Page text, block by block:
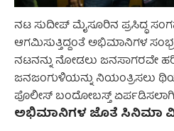
ನಟ ಸುದೀಪ್ ಮೈಸೂರಿನ ಪ್ರಸಿದ್ಧ
ಆಗಮಿಸುತ್ತಿದ್ದಂತೆ ಅಭಿಮಾನಿಗಳ
ನಟನನ್ನು ನೋಡಲು ಜನಸಾಗರವೇ
ಜನಜಂಗುಳಿಯನ್ನು ನಿಯಂತ್ರಿಸಲು
ಪೊಲೀಸ್ ಬಂದೋಬಸ್ತ್
ಅಭಿಮಾನಿಗಳ ಜೊತೆ ಸಿನಿಮಾ